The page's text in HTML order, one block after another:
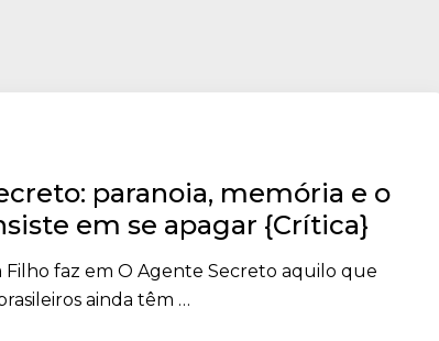
paranoia, memória e o
em se apagar {Crítica}
faz em O Agente Secreto aquilo que
ainda têm …